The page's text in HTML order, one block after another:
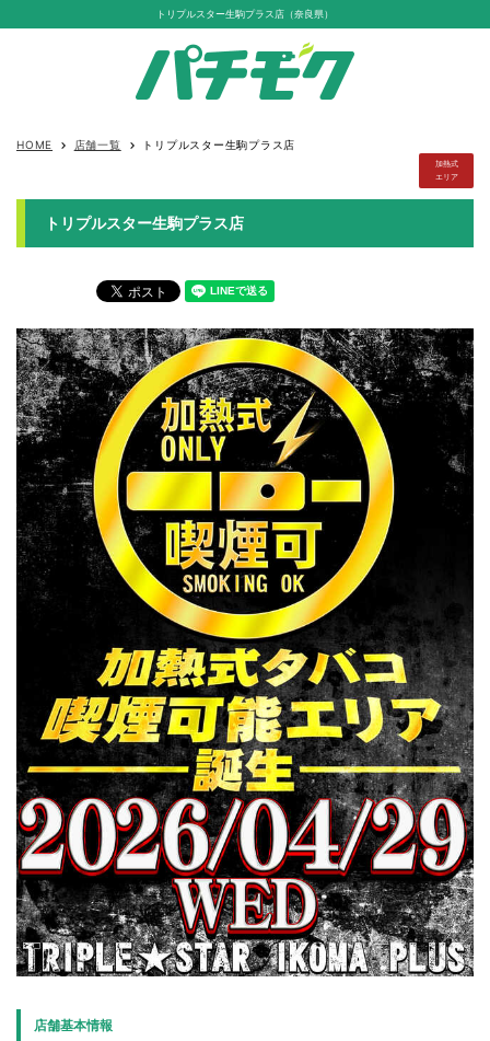
トリプルスター生駒プラス店（奈良県）
HOME keyboard_arrow_right 店舗一覧 keyboard_arrow_right トリプルスター生駒プラス店
加熱式
エリア
トリプルスター生駒プラス店
店舗基本情報